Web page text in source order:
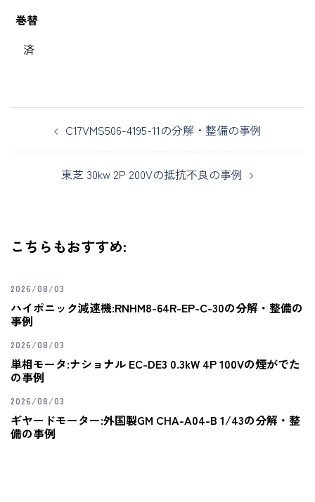
巻替
済
C17VMS506-4195-11の分解・整備の事例
東芝 30kw 2P 200Vの抵抗不良の事例
こちらもおすすめ:
2026/08/03
ハイポニック減速機:RNHM8-64R-EP-C-30の分解・整備の
事例
2026/08/03
単相モータ:ナショナル EC-DE3 0.3kW 4P 100Vの煙がでた
の事例
2026/08/03
ギヤードモーター:外国製GM CHA-A04-B 1/43の分解・整
備の事例